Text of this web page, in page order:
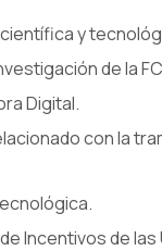
y
de la
Digital.
con la
Incentivos de